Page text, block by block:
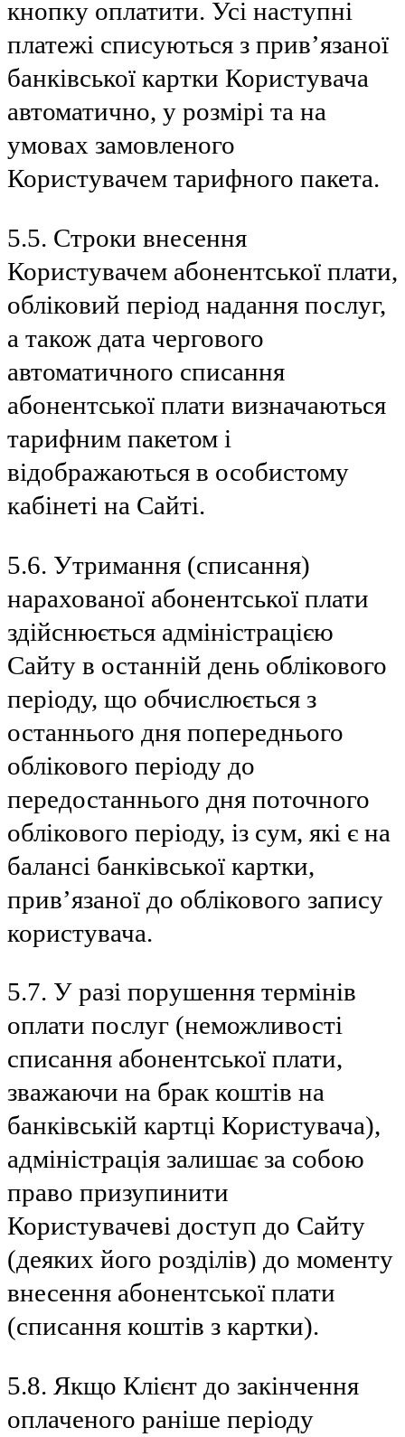
кнопку оплатити. Усі наступні
платежі списуються з прив’язаної
банківської картки Користувача
автоматично, у розмірі та на
умовах замовленого
Користувачем тарифного пакета.
5.5. Строки внесення
Користувачем абонентської плати,
обліковий період надання послуг,
а також дата чергового
автоматичного списання
абонентської плати визначаються
тарифним пакетом і
відображаються в особистому
кабінеті на Сайті.
5.6. Утримання (списання)
нарахованої абонентської плати
здійснюється адміністрацією
Сайту в останній день облікового
періоду, що обчислюється з
останнього дня попереднього
облікового періоду до
передостаннього дня поточного
облікового періоду, із сум, які є на
балансі банківської картки,
прив’язаної до облікового запису
користувача.
5.7. У разі порушення термінів
оплати послуг (неможливості
списання абонентської плати,
зважаючи на брак коштів на
банківській картці Користувача),
адміністрація залишає за собою
право призупинити
Користувачеві доступ до Сайту
(деяких його розділів) до моменту
внесення абонентської плати
(списання коштів з картки).
5.8. Якщо Клієнт до закінчення
оплаченого раніше періоду